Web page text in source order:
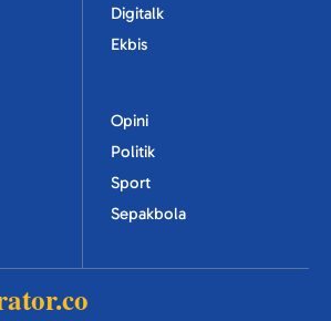
Digitalk
Ekbis
Opini
Politik
Sport
Sepakbola